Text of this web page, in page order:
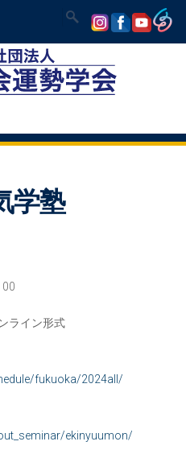
学塾
00
ライン形式
fukuoka/2024all/
ekinyuumon/